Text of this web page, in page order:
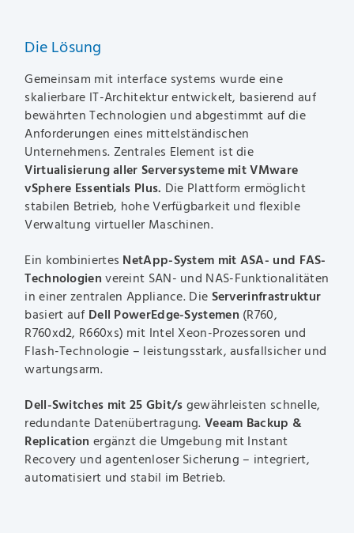
Die Lösung
Gemeinsam mit interface systems wurde eine
skalierbare IT-Architektur entwickelt, basierend auf
bewährten Technologien und abgestimmt auf die
Anforderungen eines mittelständischen
Unternehmens. Zentrales Element ist die
Virtualisierung aller Serversysteme mit VMware
vSphere Essentials Plus. Die Plattform ermöglicht
stabilen Betrieb, hohe Verfügbarkeit und flexible
Verwaltung virtueller Maschinen.
Ein kombiniertes NetApp-System mit ASA- und FAS-
Technologien vereint SAN- und NAS-Funktionalitäten
in einer zentralen Appliance. Die Serverinfrastruktur
basiert auf Dell PowerEdge-Systemen (R760,
R760xd2, R660xs) mit Intel Xeon-Prozessoren und
Flash-Technologie – leistungsstark, ausfallsicher und
wartungsarm.
Dell-Switches mit 25 Gbit/s gewährleisten schnelle,
redundante Datenübertragung.Veeam Backup &
Replication ergänzt die Umgebung mit Instant
Recovery und agentenloser Sicherung – integriert,
automatisiert und stabil im Betrieb.